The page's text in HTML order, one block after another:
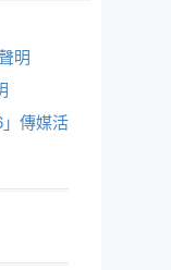
明
傳媒活